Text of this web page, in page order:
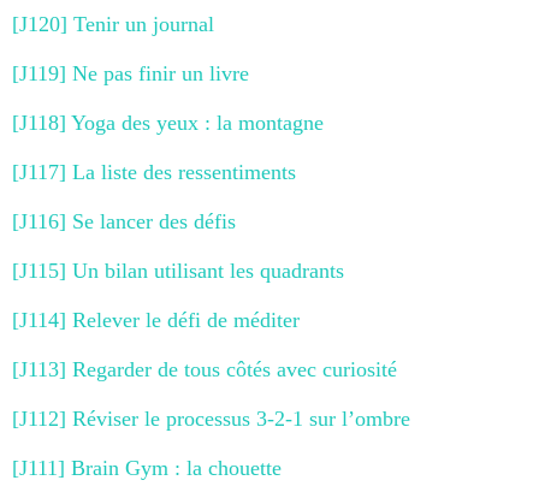
[J120] Tenir un journal
[J119] Ne pas finir un livre
[J118] Yoga des yeux : la montagne
[J117] La liste des ressentiments
[J116] Se lancer des défis
[J115] Un bilan utilisant les quadrants
[J114] Relever le défi de méditer
[J113] Regarder de tous côtés avec curiosité
[J112] Réviser le processus 3-2-1 sur l’ombre
[J111] Brain Gym : la chouette